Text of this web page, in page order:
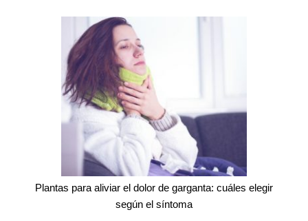
Plantas para aliviar el dolor de garganta: cuáles elegir
según el síntoma